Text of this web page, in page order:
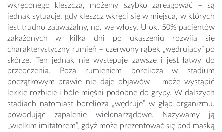
wkręconego kleszcza, możemy szybko zareagować – są
jednak sytuacje, gdy kleszcz wkręci się w miejsca, w których
jest trudno zauważalny, np. we włosy. U ok. 50% pacjentów
zakażonych w kilka dni po ukąszeniu rozwija się
charakterystyczny rumień – czerwony rąbek „wędrujący” po
skórze. Ten jednak nie występuje zawsze i jest łatwy do
przeoczenia. Poza rumieniem borelioza w stadium
początkowym prawie nie daje objawów – może wystąpić
lekkie rozbicie i bóle mięśni podobne do grypy. W dalszych
stadiach natomiast borelioza „wędruje” w głąb organizmu,
powodując zapalenie wielonarządowe. Nazywamy ją
„wielkim imitatorem”, gdyż może prezentować się pod maską